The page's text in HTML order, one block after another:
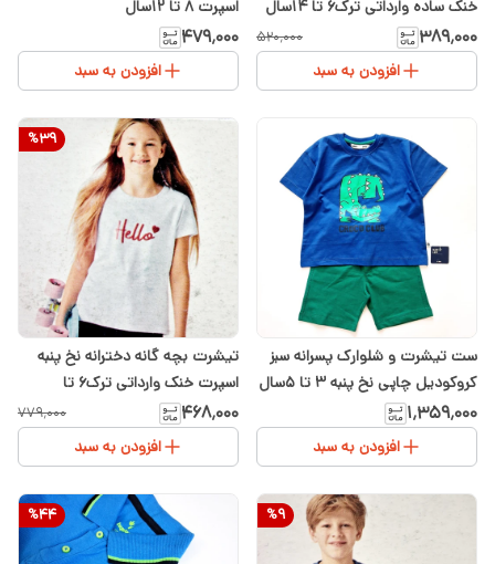
خنک ساده وارداتی ترک۶ تا ۱۴سال
۳۸۹٬۰۰۰ ۵۲۰٬۰۰۰
افزودن به سبد
اسپرت ۸ تا ۱۲سال
۴۷۹٬۰۰۰
افزودن به سبد
ست تیشرت و شلوارک پسرانه سبز
کروکودیل چاپی نخ پنبه ۳ تا ۵سال
۱٬۳۵۹٬۰۰۰
افزودن به سبد
%39
تیشرت بچه گانه دخترانه نخ پنبه
اسپرت خنک وارداتی ترک۶ تا
۱۴سال
۴۶۸٬۰۰۰ ۷۷۹٬۰۰۰
افزودن به سبد
%9
%44